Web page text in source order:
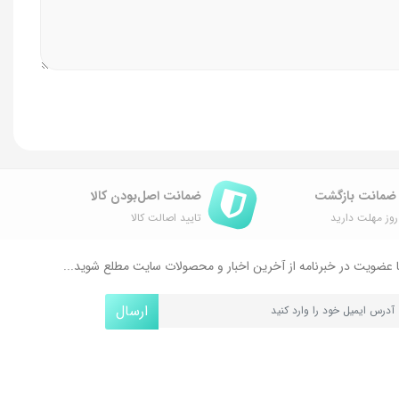
مهلت دارید
ضمانت اصل‌بودن کالا
تایید اصالت کالا
عضویت در خبرنامه از آخرین اخبار و محصولات سایت مطلع شوید...
ارسال